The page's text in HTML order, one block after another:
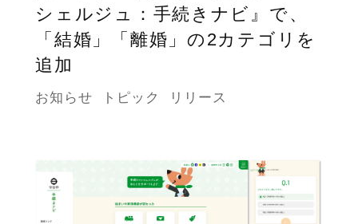
シェルジュ：手続きナビ』で、
「結婚」「離婚」の2カテゴリを
追加
お知らせ トピック リリース